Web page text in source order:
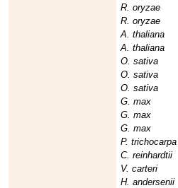
R. oryzae
R. oryzae
A. thaliana
A. thaliana
O. sativa
O. sativa
O. sativa
G. max
G. max
G. max
P. trichocarpa
C. reinhardtii
V. carteri
H. andersenii